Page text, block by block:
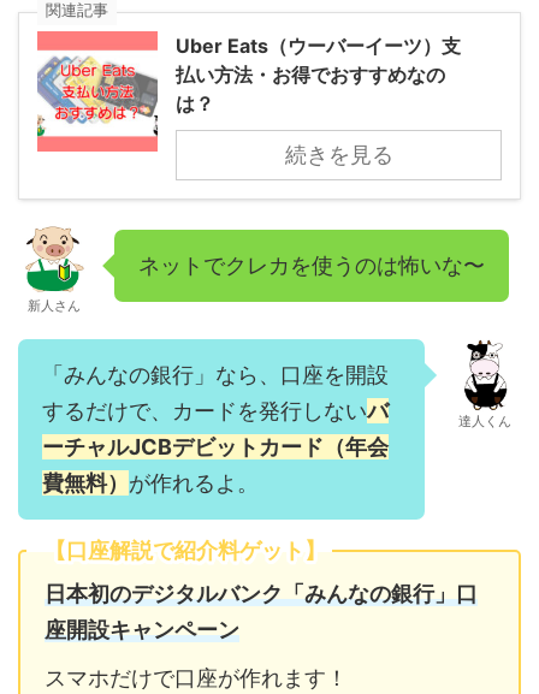
関連記事
Uber Eats（ウーバーイーツ）支
払い方法・お得でおすすめなの
は？
続きを見る
新人さん
ネットでクレカを使うのは怖いな〜
「みんなの銀行」なら、口座を開設
するだけで、カードを発行しないバ
ーチャルJCBデビットカード（年会
費無料） が作れるよ。
達人くん
【口座解説で紹介料ゲット】
日本初のデジタルバンク「みんなの銀行」口
座開設キャンペーン
スマホだけで口座が作れます！